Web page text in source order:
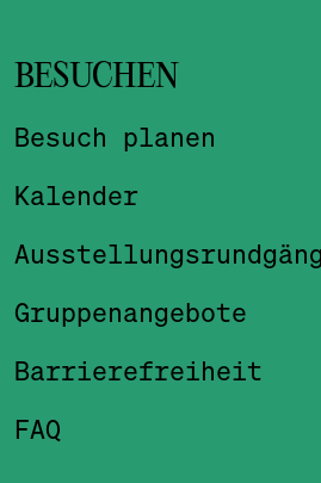
BESUCHEN
Besuch planen
Kalender
Gruppenangebote
Barrierefreiheit
FAQ